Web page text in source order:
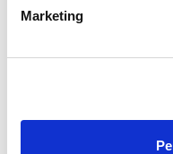
Marketing
tendências e
partilhamos